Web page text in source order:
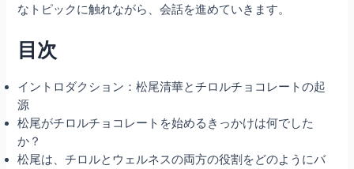
なトピックに触れながら、会話を進めていきます。
目次
イントロダクション：松尾清華とチロルチョコレートの起
源
松尾がチロルチョコレートを始めるきっかけは何でした
か？
松尾は、チロルとウェルネスの両方の役割をどのようにバ